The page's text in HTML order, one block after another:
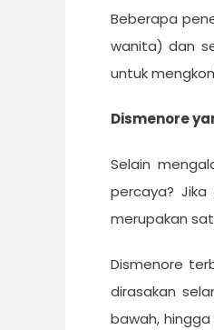
Beberapa
wanita) dan
untuk
Dismenore
Selain
percaya?
merupakan
Dismenore
dirasakan
bawah,